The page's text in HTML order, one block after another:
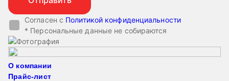
Согласен с Политикой конфиденциальности
* Персональные данные не собираются
О компании
Прайс-лист